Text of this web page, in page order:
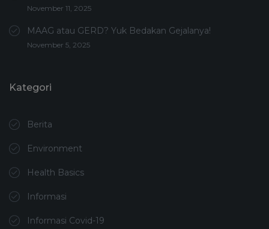
November 11, 2025
MAAG atau GERD? Yuk Bedakan Gejalanya!
November 5, 2025
Kategori
Berita
Environment
Health Basics
Informasi
Informasi Covid-19